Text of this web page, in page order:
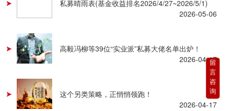
私募晴雨表(基金收益排名2026/4/27~2026/5/1)
2026-05-06
高毅冯柳等39位“实业派”私募大佬名单出炉！
2026-04-17
这个另类策略，正悄悄领跑！
2026-04-17
留
言
咨
询